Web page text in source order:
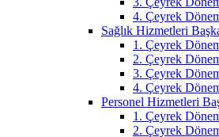
4. Çeyrek
Sağlık Hizmetleri
1. Çeyrek
2. Çeyrek
3. Çeyrek
4. Çeyrek
Personel Hizmetleri
1. Çeyrek
2. Çeyrek